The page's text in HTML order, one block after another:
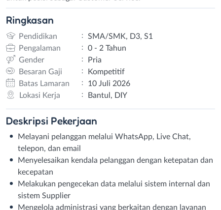
Ringkasan
Pendidikan :
SMA/SMK, D3, S1
Pengalaman
:
0 - 2 Tahun
Gender
:
Pria
Besaran Gaji
:
Kompetitif
Batas Lamaran
:
10 Juli 2026
Lokasi Kerja
: Bantul, DIY
Deskripsi Pekerjaan
Melayani pelanggan melalui WhatsApp, Live Chat,
telepon, dan email
Menyelesaikan kendala pelanggan dengan ketepatan dan
kecepatan
Melakukan pengecekan data melalui sistem internal dan
sistem Supplier
Mengelola administrasi yang berkaitan dengan layanan